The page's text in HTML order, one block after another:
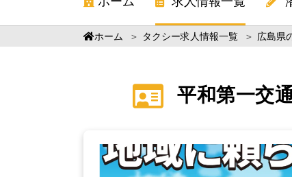
ホーム ＞ タクシー求人情報一覧 ＞ 広島県
平和第一交